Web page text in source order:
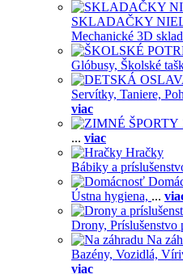
SKLADAČKY
Mechanické 3D
Glóbusy, Školské
Servítky, Taniere,
viac
... viac
Hračky
Bábiky a
Ústna hygiena, ...
Drony, Príslušenstvo
Na
Bazény, Vozidlá,
viac